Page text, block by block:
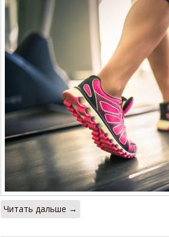
Читать дальше →